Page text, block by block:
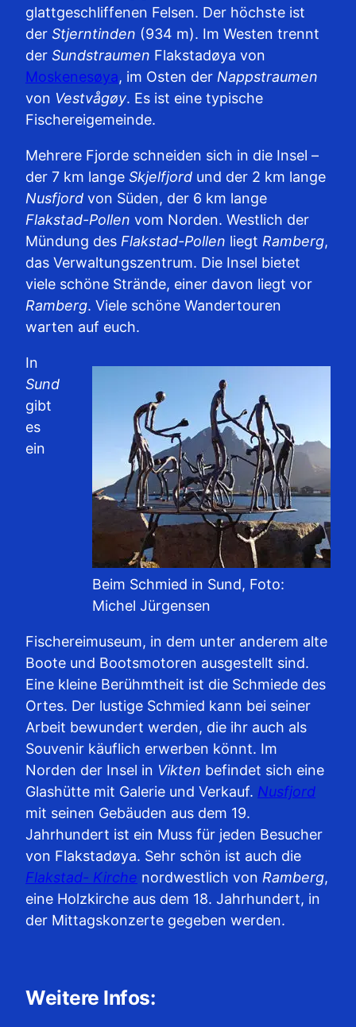
glattgeschliffenen Felsen. Der höchste ist
der Stjerntinden (934 m). Im Westen trennt
der Sundstraumen Flakstadøya von
Moskenesøya, im Osten der Nappstraumen
von Vestvågøy. Es ist eine typische
Fischereigemeinde.
Mehrere Fjorde schneiden sich in die Insel –
der 7 km lange Skjelfjord und der 2 km lange
Nusfjord von Süden, der 6 km lange
Flakstad-Pollen vom Norden. Westlich der
Mündung des Flakstad-Pollen liegt Ramberg,
das Verwaltungszentrum. Die Insel bietet
viele schöne Strände, einer davon liegt vor
Ramberg. Viele schöne Wandertouren
warten auf euch.
Beim Schmied in Sund, Foto:
Michel Jürgensen
In
Sund
gibt
es
ein
Fischereimuseum, in dem unter anderem alte
Boote und Bootsmotoren ausgestellt sind.
Eine kleine Berühmtheit ist die Schmiede des
Ortes. Der lustige Schmied kann bei seiner
Arbeit bewundert werden, die ihr auch als
Souvenir käuflich erwerben könnt. Im
Norden der Insel in Vikten befindet sich eine
Glashütte mit Galerie und Verkauf. Nusfjord
mit seinen Gebäuden aus dem 19.
Jahrhundert ist ein Muss für jeden Besucher
von Flakstadøya. Sehr schön ist auch die
Flakstad- Kirche nordwestlich von Ramberg,
eine Holzkirche aus dem 18. Jahrhundert, in
der Mittagskonzerte gegeben werden.
Weitere Infos: